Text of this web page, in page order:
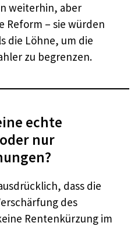
weiterhin, aber
Reform – sie würden
die Löhne, um die
zu begrenzen.
echte
nur
dass die
des
Rentenkürzung im